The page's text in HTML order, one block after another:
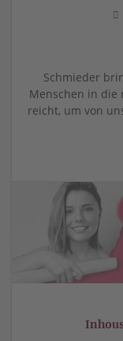
Schmieder
Menschen in die
reicht, um von